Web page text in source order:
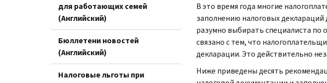
для работающих семей
(Английский)
Бюллетени новостей
(Английский)
Налоговые льготы при
В это время года многие
заполнению налоговых
разумно выбирать специалиста
связано с тем, что
декларации. Это действительно
Ниже приведены десять